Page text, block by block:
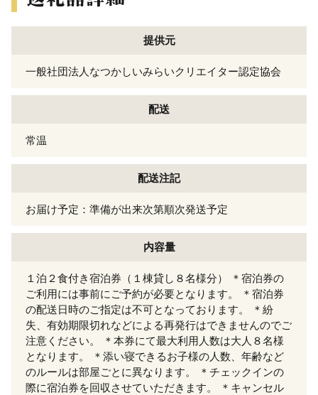
提供元
一般社団法人なつかしいみらいクリエイター認定協会
配送
常温
配送注記
お届け予定：準備が出来次第順次発送予定
内容量
１泊２食付き宿泊券（１棟貸し８名様分） ＊宿泊券の
ご利用には事前にご予約が必要となります。 ＊宿泊券
の配送日時のご指定は不可となっております。 ＊紛
失、有効期限切れなどによる再発行はできませんのでご
注意ください。 ＊本券にて最大利用人数は大人８名様
となります。 ＊添い寝できるお子様の人数、年齢など
のルールは部屋ごとに異なります。 ＊チェックインの
際に宿泊券を回収させていただきます。 ＊キャンセル